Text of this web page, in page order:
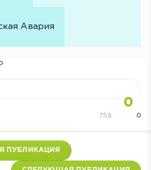
Авария
0
0
758
ПУБЛИКАЦИЯ